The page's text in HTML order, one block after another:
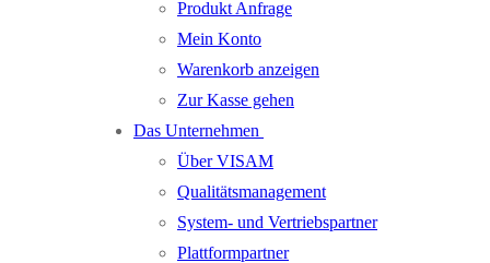
Produkt Anfrage
Mein Konto
Warenkorb anzeigen
Zur Kasse gehen
Das Unternehmen
Über VISAM
Qualitätsmanagement
System- und Vertriebspartner
Plattformpartner